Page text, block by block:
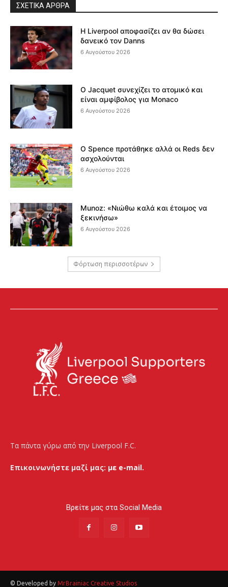
ΣΧΕΤΙΚΆ ΆΡΘΡΑ
Η Liverpool αποφασίζει αν θα δώσει
δανεικό τον Danns
6 Αυγούστου 2026
Ο Jacquet συνεχίζει το ατομικό και
είναι αμφίβολος για Monaco
6 Αυγούστου 2026
Ο Spence προτάθηκε αλλά οι Reds δεν
ασχολούνται
6 Αυγούστου 2026
Munoz: «Νιώθω καλά και έτοιμος να
ξεκινήσω»
6 Αυγούστου 2026
Φόρτωση περισσοτέρων
Τα πάντα γύρω από την Liverpool F.C.
Επικοινωνήστε μαζί μας: με e-mail.
Βρείτε μας στα Social Media
© Developed by MrBrainiac Creative Studios